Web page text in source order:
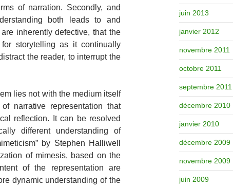
of narration. Secondly, and
both leads to and
inherently defective, that the
storytelling as it continually
the reader, to interrupt the
lies not with the medium itself
narrative representation that
reflection. It can be resolved
different understanding of
by Stephen Halliwell
of mimesis, based on the
of the representation are
dynamic understanding of the
juin 2013
janvier 2012
novembre 2011
octobre 2011
septembre 2011
décembre 2010
janvier 2010
décembre 2009
novembre 2009
juin 2009